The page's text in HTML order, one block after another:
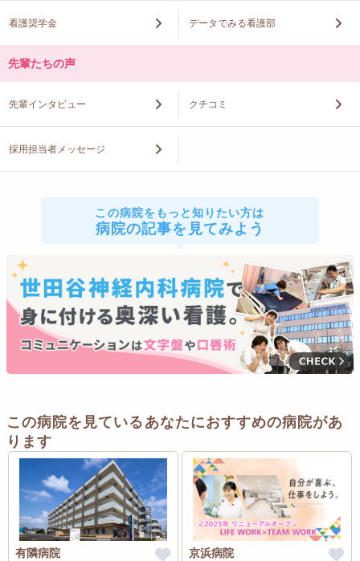
看護奨学金 データでみる看護部
先輩たちの声
先輩インタビュー クチコミ
採用担当者メッセージ
この病院をもっと知りたい方は
病院の記事を見てみよう
この病院を見ているあなたにおすすめの病院があ
ります
有隣病院 京浜病院